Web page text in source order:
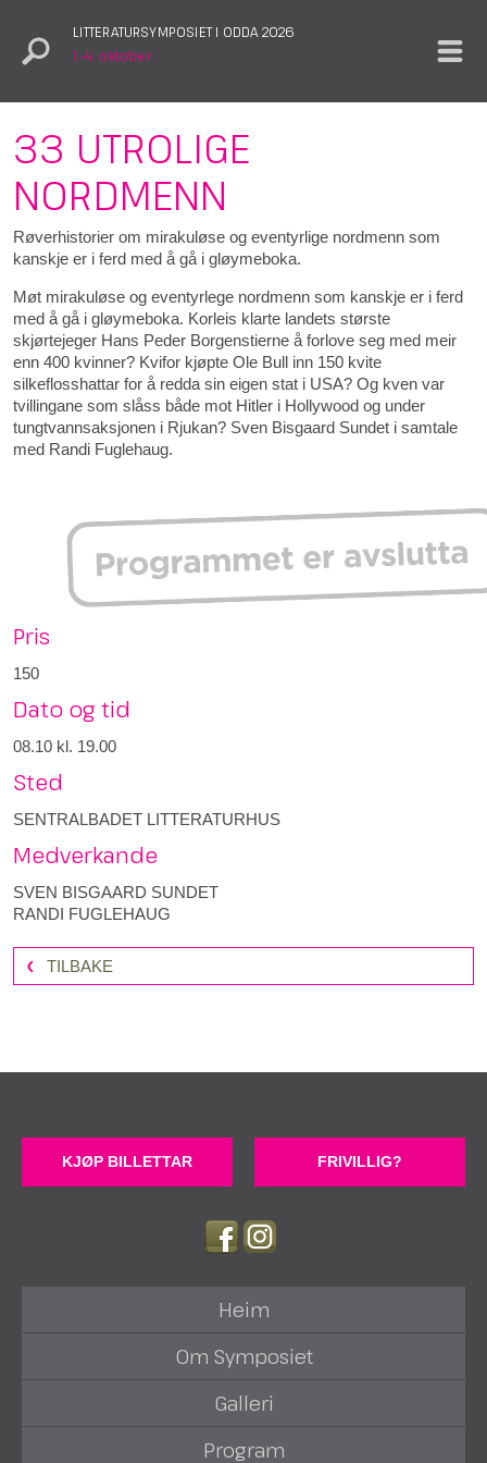
LITTERATURSYMPOSIET I ODDA 2026
1.–4. oktober
33 UTROLIGE
NORDMENN
Røverhistorier om mirakuløse og eventyrlige nordmenn som
kanskje er i ferd med å gå i gløymeboka.
Møt mirakuløse og eventyrlege nordmenn som kanskje er i ferd
med å gå i gløymeboka. Korleis klarte landets største
skjørtejeger Hans Peder Borgenstierne å forlove seg med meir
enn 400 kvinner? Kvifor kjøpte Ole Bull inn 150 kvite
silkeflosshattar for å redda sin eigen stat i USA? Og kven var
tvillingane som slåss både mot Hitler i Hollywood og under
tungtvannsaksjonen i Rjukan? Sven Bisgaard Sundet i samtale
med Randi Fuglehaug.
Pris
150
Dato og tid
08.10 kl. 19.00
Sted
SENTRALBADET LITTERATURHUS
Medverkande
SVEN BISGAARD SUNDET
RANDI FUGLEHAUG
TILBAKE
KJØP BILLETTAR FRIVILLIG?
Heim
Om Symposiet
Galleri
Program